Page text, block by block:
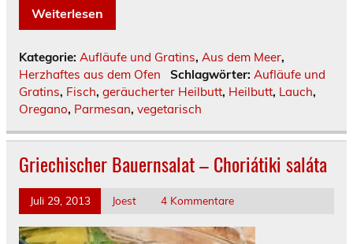
Weiterlesen
Kategorie: Aufläufe und Gratins, Aus dem Meer,
Herzhaftes aus dem Ofen
Schlagwörter: Aufläufe und
Gratins, Fisch, geräucherter Heilbutt, Heilbutt, Lauch,
Oregano, Parmesan, vegetarisch
Griechischer Bauernsalat – Choriátiki saláta
Juli 29, 2013 Joest 4 Kommentare